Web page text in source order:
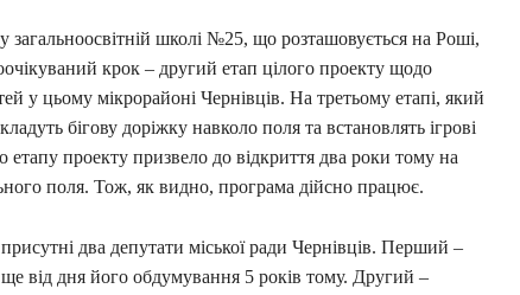
школі №25, що розташовується на Роші,
крок – другий етап цілого проекту щодо
у цьому мікрорайоні Чернівців. На третьому етапі, який
бігову доріжку навколо поля та встановлять ігрові
проекту призвело до відкриття два роки тому на
поля. Тож, як видно, програма дійсно працює.
два депутати міської ради Чернівців. Перший –
від дня його обдумування 5 років тому. Другий –